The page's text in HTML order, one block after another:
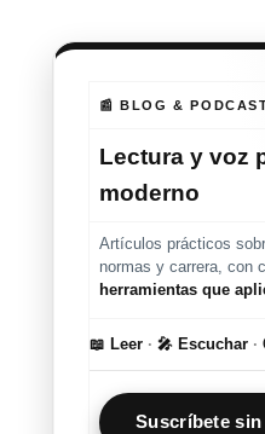
📰 BLOG &
Lectura y voz
moderno
Artículos prácticos
normas y carrera, con
herramientas que
📖 Leer · 🎤 Escuchar ·
Suscríbete